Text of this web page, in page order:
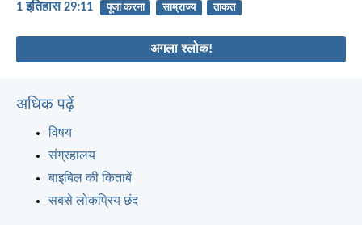
1 इतिहास 29:11 पूजा करना साम्राज्य ताकत
अगला श्लोक!
अधिक पढ़ें
विषय
संग्रहालय
बाइबिल की किताबें
सबसे लोकप्रिय छंद